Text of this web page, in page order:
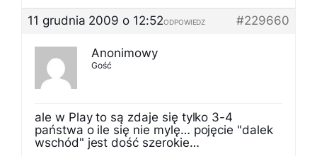
11 grudnia 2009 o 12:52
#229660
ODPOWIEDZ
Anonimowy
Gość
ale w Play to są zdaje się tylko 3-4
państwa o ile się nie mylę… pojęcie "dalek
wschód" jest dość szerokie…